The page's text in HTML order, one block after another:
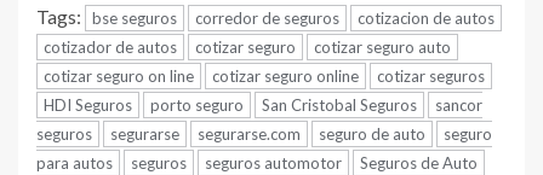
Tags: bse seguros corredor de seguros
cotizacion de autos
cotizador de autos
cotizar seguro
cotizar seguro auto
cotizar seguro on line
cotizar seguro online
cotizar seguros
HDI Seguros
porto seguro San Cristobal Seguros
sancor
seguros
segurarse segurarse.com seguro de auto
seguro
para autos
seguros seguros automotor
Seguros de Auto